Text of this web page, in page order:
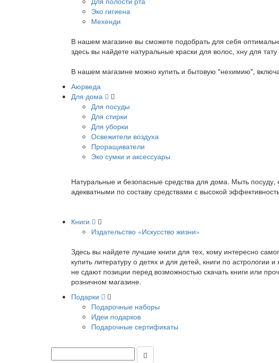
Эко гигиена
Мехенди
В нашем магазине вы сможете подобрать для себя
здесь вы найдете натуральные краски для волос, хну для
В нашем магазине можно купить и бытовую "нехимию",
Аюрведа
Для дома
Для посуды
Для стирки
Для уборки
Освежители воздуха
Проращиватели
Эко сумки и аксессуары
Натуральные и безопасные средства для дома. Мыть
адекватными по составу средствами с высокой
Книги
Издательство «Искусство жизни»
Здесь вы найдете лучшие книги для тех, кому интересно
купить литературу о детях и для детей, книги по
не сдают позиции перед возможностью скачать книги или
розничном магазине.
Подарки
Подарочные наборы
Идеи подарков
Подарочные сертификаты